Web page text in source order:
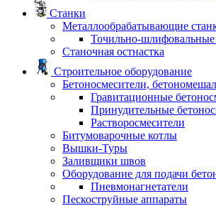
Станки
Металлообрабатывающие
Точильно-шлифовальные
Станочная остнастка
Строительное оборудование
Бетоносмесители,
Гравитационные
Принудительные
Растворосмесители
Битумоварочные котлы
Вышки-Туры
Заливщики швов
Оборудование для подачи
Пневмонагнетатели
Пескоструйные аппараты